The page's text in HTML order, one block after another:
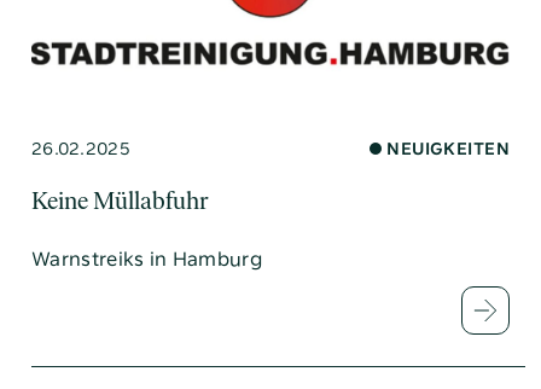
26.02.2025 NEUIGKEITEN
Keine Müllabfuhr
Warnstreiks in Hamburg